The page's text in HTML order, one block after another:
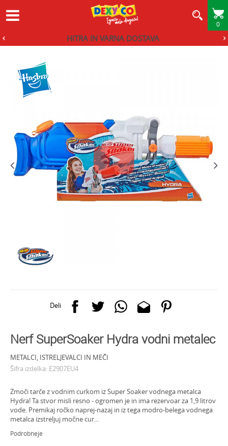
0
HITRA IN VARNA DOSTAVA
Deli
Nerf SuperSoaker Hydra vodni metalec
METALCI, ISTRELJEVALCI IN MEČI
Šifra izdelka: E2907EU4
Zmoči tarče z vodnim curkom iz Super Soaker vodnega metalca
Hydra! Ta stvor misli resno - ogromen je in ima rezervoar za 1,9 litrov
vode. Premikaj ročko naprej-nazaj in iz tega modro-belega vodnega
metalca izstreljuj močne cur...
Podrobneje